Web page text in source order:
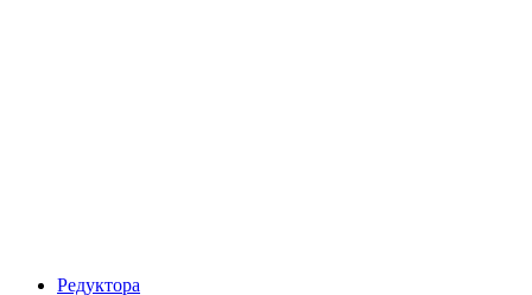
Редуктора